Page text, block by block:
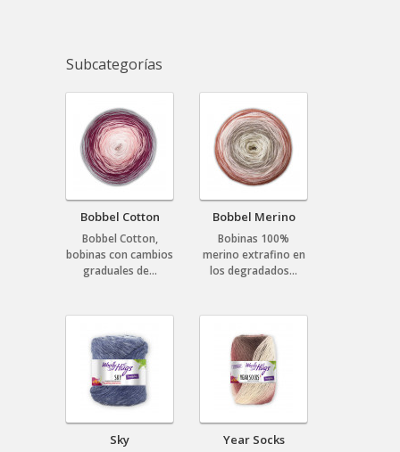
Subcategorías
Bobbel Cotton
Bobbel Cotton,
bobinas con cambios
graduales de...
Bobbel Merino
Bobinas 100%
merino extrafino en
los degradados...
Sky Year Socks